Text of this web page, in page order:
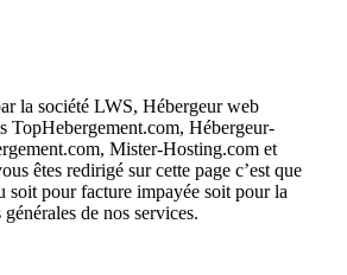
la société LWS, Hébergeur web
TopHebergement.com, Hébergeur-
Mister-Hosting.com et
êtes redirigé sur cette page c’est que
soit pour facture impayée soit pour la
de nos services.